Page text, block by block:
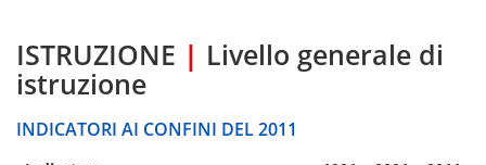
ISTRUZIONE | Livello generale di
istruzione
INDICATORI AI CONFINI DEL 2011